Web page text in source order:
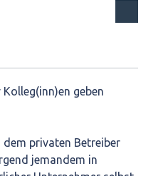
geben
privaten Betreiber
jemandem in